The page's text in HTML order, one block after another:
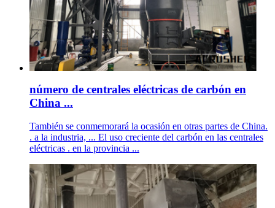
número de centrales eléctricas de carbón en
China ...
También se conmemorará la ocasión en otras partes de China.
. a la industria, ... El uso creciente del carbón en las centrales
eléctricas . en la provincia ...